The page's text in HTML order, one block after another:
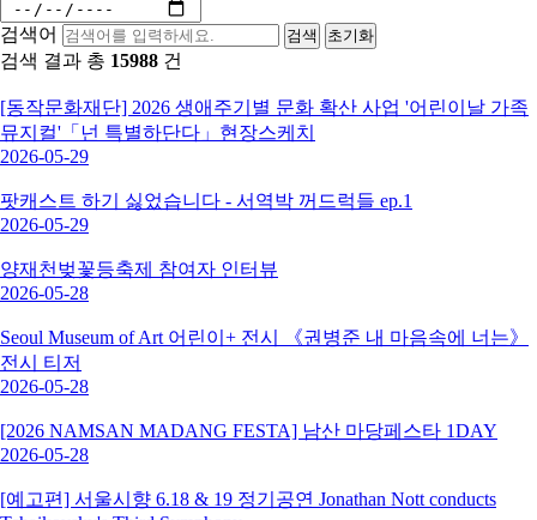
검색어 검색 초기화
검색 결과 총 15988 건
[동작문화재단] 2026 생애주기별 문화 확산 사업 '어린이날 가족
뮤지컬'「넌 특별하단다」현장스케치
2026-05-29
팟캐스트 하기 싫었습니다 - 서역박 꺼드럭들 ep.1
2026-05-29
양재천벚꽃등축제 참여자 인터뷰
2026-05-28
Seoul Museum of Art 어린이+ 전시 《권병준 내 마음속에 너는》
전시 티저
2026-05-28
[2026 NAMSAN MADANG FESTA] 남산 마당페스타 1DAY
2026-05-28
[예고편] 서울시향 6.18 & 19 정기공연 Jonathan Nott conducts